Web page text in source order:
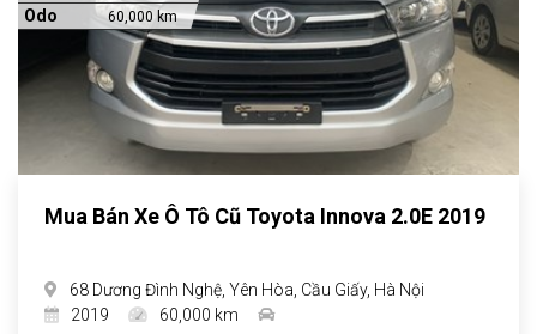
Odo 60,000 km
Mua Bán Xe Ô Tô Cũ Toyota Innova 2.0E 2019
68 Dương Đình Nghệ, Yên Hòa, Cầu Giấy, Hà Nội
2019
60,000 km